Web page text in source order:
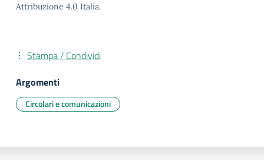
Attribuzione 4.0 Italia.
Stampa / Condividi
Argomenti
Circolari e comunicazioni